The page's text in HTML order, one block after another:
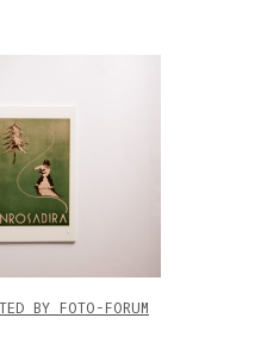
BY FOTO-FORUM